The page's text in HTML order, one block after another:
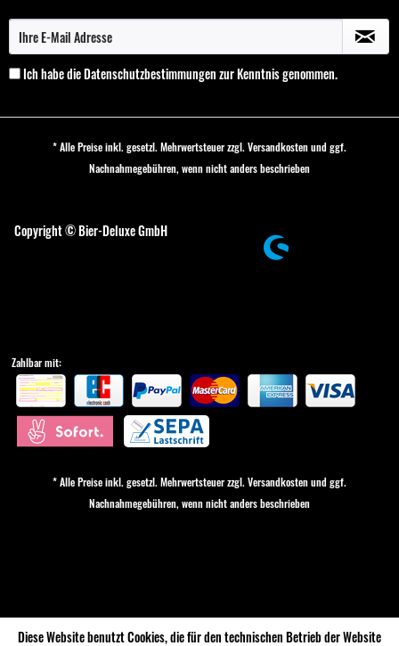
Ich habe dieDatenschutzbestimmungenzur Kenntnis genommen.
* Alle Preise inkl. gesetzl. Mehrwertsteuer zzgl. Versandkostenund ggf.
Nachnahmegebühren, wenn nicht anders beschrieben
Copyright © Bier-Deluxe GmbH
Zahlbar mit:
* Alle Preise inkl. gesetzl. Mehrwertsteuer zzgl. Versandkostenund ggf.
Nachnahmegebühren, wenn nicht anders beschrieben
Diese Website benutzt Cookies, die für den technischen Betrieb der Website